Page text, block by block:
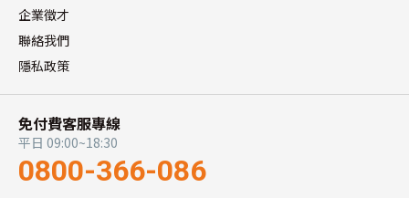
企業徵才
聯絡我們
隱私政策
免付費客服專線
平日 09:00~18:30
0800-366-086